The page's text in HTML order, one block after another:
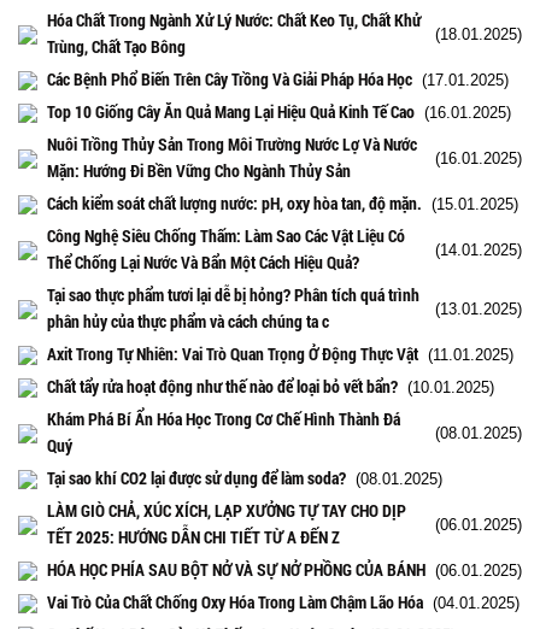
Hóa Chất Trong Ngành Xử Lý Nước: Chất Keo Tụ, Chất Khử
Trùng, Chất Tạo Bông
(18.01.2025)
Các Bệnh Phổ Biến Trên Cây Trồng Và Giải Pháp Hóa Học (17.01.2025)
Top 10 Giống Cây Ăn Quả Mang Lại Hiệu Quả Kinh Tế Cao (16.01.2025)
Nuôi Trồng Thủy Sản Trong Môi Trường Nước Lợ Và Nước
Mặn: Hướng Đi Bền Vững Cho Ngành Thủy Sản
(16.01.2025)
Cách kiểm soát chất lượng nước: pH, oxy hòa tan, độ mặn. (15.01.2025)
Công Nghệ Siêu Chống Thấm: Làm Sao Các Vật Liệu Có
Thể Chống Lại Nước Và Bẩn Một Cách Hiệu Quả?
(14.01.2025)
Tại sao thực phẩm tươi lại dễ bị hỏng? Phân tích quá trình
phân hủy của thực phẩm và cách chúng ta c
(13.01.2025)
Axit Trong Tự Nhiên: Vai Trò Quan Trọng Ở Động Thực Vật (11.01.2025)
Chất tẩy rửa hoạt động như thế nào để loại bỏ vết bẩn? (10.01.2025)
Khám Phá Bí Ẩn Hóa Học Trong Cơ Chế Hình Thành Đá
Quý
(08.01.2025)
Tại sao khí CO2 lại được sử dụng để làm soda? (08.01.2025)
LÀM GIÒ CHẢ, XÚC XÍCH, LẠP XƯỞNG TỰ TAY CHO DỊP
TẾT 2025: HƯỚNG DẪN CHI TIẾT TỪ A ĐẾN Z
(06.01.2025)
HÓA HỌC PHÍA SAU BỘT NỞ VÀ SỰ NỞ PHỒNG CỦA BÁNH (06.01.2025)
Vai Trò Của Chất Chống Oxy Hóa Trong Làm Chậm Lão Hóa (04.01.2025)